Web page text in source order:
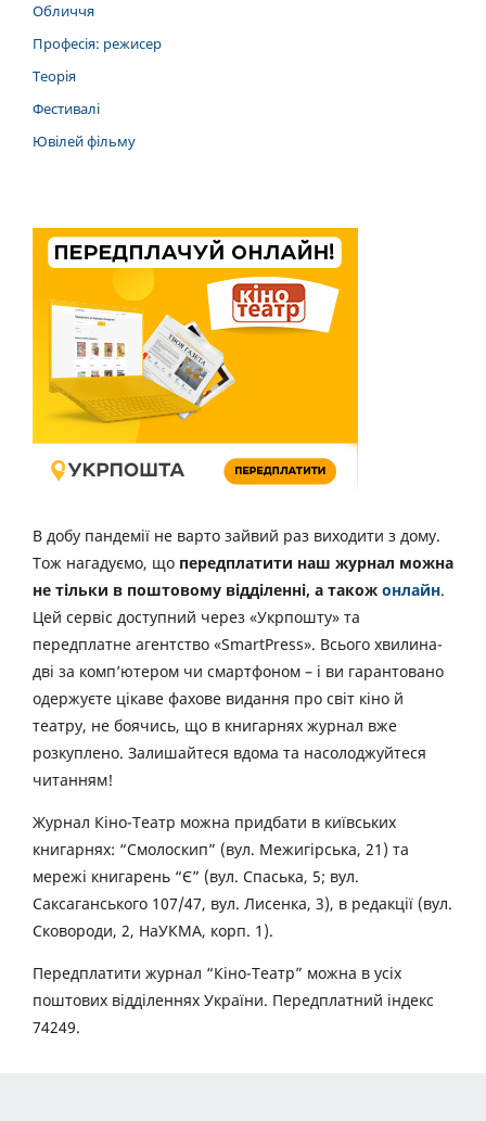
Обличчя
Професія: режисер
Теорія
Фестивалі
Ювілей фільму
В добу пандемії не варто зайвий раз виходити з дому.
Тож нагадуємо, що передплатити наш журнал можна
не тільки в поштовому відділенні, а також онлайн.
Цей сервіс доступний через «Укрпошту» та
передплатне агентство «SmartPress». Всього хвилина-
дві за комп’ютером чи смартфоном – і ви гарантовано
одержуєте цікаве фахове видання про світ кіно й
театру, не боячись, що в книгарнях журнал вже
розкуплено. Залишайтеся вдома та насолоджуйтеся
читанням!
Журнал Кіно-Театр можна придбати в київських
книгарнях: “Смолоскип” (вул. Межигірська, 21) та
мережі книгарень “Є” (вул. Спаська, 5; вул.
Саксаганського 107/47, вул. Лисенка, 3), в редакції (вул.
Сковороди, 2, НаУКМА, корп. 1).
Передплатити журнал “Кіно-Театр” можна в усіх
поштових відділеннях України. Передплатний індекс
74249.